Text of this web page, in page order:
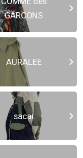
GARCONS
AURALEE
sacai